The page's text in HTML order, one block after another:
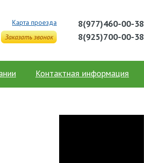
Карта проезда
8(977)460-00-38
8(925)700-00-38
Контактная информация